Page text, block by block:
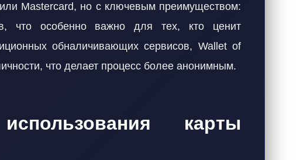
Mastercard, но с ключевым преимуществом:
что особенно важно для тех, кто ценит
обналичивающих сервисов, Wallet of
что делает процесс более анонимным.
карты